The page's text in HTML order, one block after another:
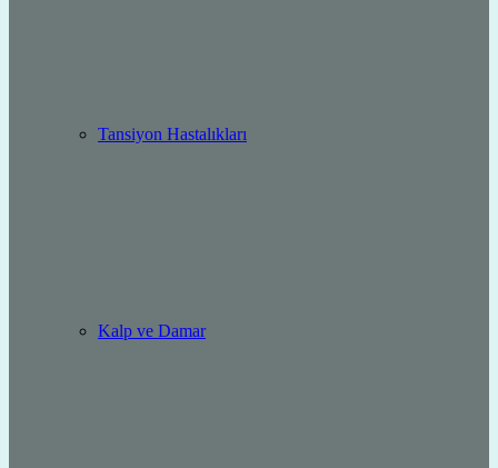
Tansiyon Hastalıkları
Kalp ve Damar